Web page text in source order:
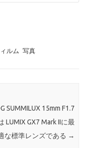
ルム 写真
SUMMILUX 15mm F1.7
LUMIX GX7 Mark IIに最
な標準レンズである →